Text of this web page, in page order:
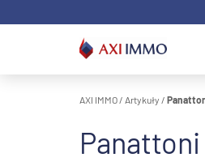
do
Usługi AXI IMMO
Magazyny i hale
do wynajęcia
Wyszukaj
najlepsze biuro
Działki na
sprzedaż
AXI IMMO / Artykuły /